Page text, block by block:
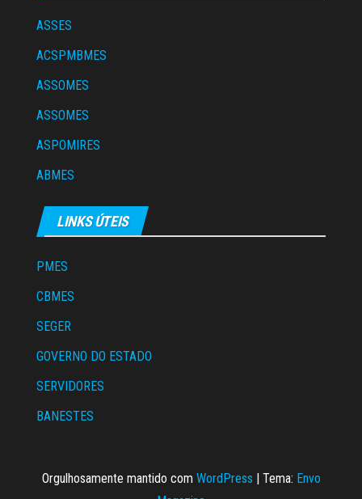
ASSES
ACSPMBMES
ASSOMES
ASSOMES
ASPOMIRES
ABMES
LINKS ÚTEIS
PMES
CBMES
SEGER
GOVERNO DO ESTADO
SERVIDORES
BANESTES
Orgulhosamente mantido com WordPress | Tema: Envo